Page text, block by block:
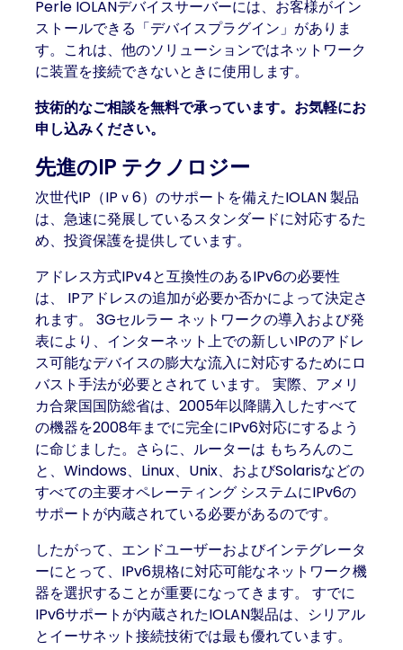
Perle IOLANデバイスサーバーには、お客様がイン
ストールできる「デバイスプラグイン」がありま
す。これは、他のソリューションではネットワーク
に装置を接続できないときに使用します。
技術的なご相談を無料で承っています。お気軽にお
申し込みください。
先進のIP テクノロジー
次世代IP（IPｖ6）のサポートを備えたIOLAN 製品
は、急速に発展しているスタンダードに対応するた
め、投資保護を提供しています。
アドレス方式IPv4と互換性のあるIPv6の必要性
は、 IPアドレスの追加が必要か否かによって決定さ
れます。 3Gセルラー ネットワークの導入および発
表により、インターネット上での新しいIPのアドレ
ス可能なデバイスの膨大な流入に対応するためにロ
バスト手法が必要とされて います。 実際、アメリ
カ合衆国国防総省は、2005年以降購入したすべて
の機器を2008年までに完全にIPv6対応にするよう
に命じました。さらに、ルーターは もちろんのこ
と、Windows、Linux、Unix、およびSolarisなどの
すべての主要オペレーティング システムにIPv6の
サポートが内蔵されている必要があるのです。
したがって、エンドユーザーおよびインテグレータ
ーにとって、IPv6規格に対応可能なネットワーク機
器を選択することが重要になってきます。 すでに
IPv6サポートが内蔵されたIOLAN製品は、シリアル
とイーサネット接続技術では最も優れています。